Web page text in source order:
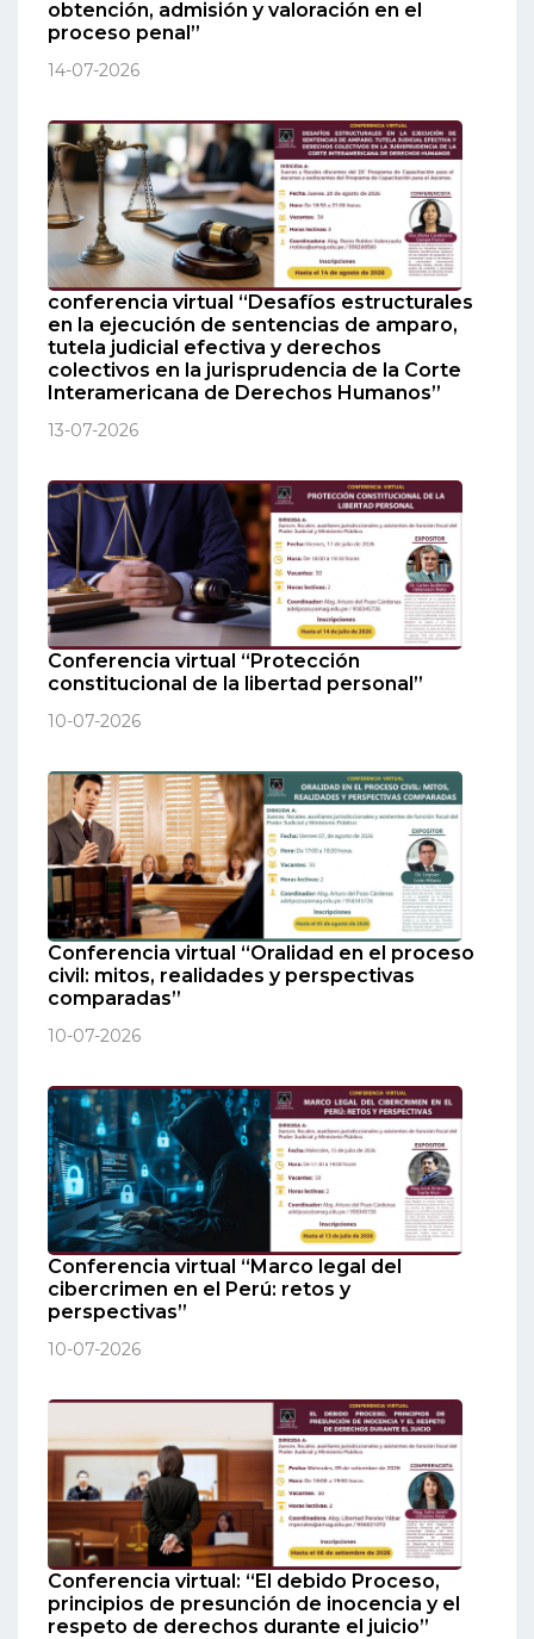
obtención, admisión y valoración en el
proceso penal”
14-07-2026
conferencia virtual “Desafíos estructurales
en la ejecución de sentencias de amparo,
tutela judicial efectiva y derechos
colectivos en la jurisprudencia de la Corte
Interamericana de Derechos Humanos”
13-07-2026
Conferencia virtual “Protección
constitucional de la libertad personal”
10-07-2026
Conferencia virtual “Oralidad en el proceso
civil: mitos, realidades y perspectivas
comparadas”
10-07-2026
Conferencia virtual “Marco legal del
cibercrimen en el Perú: retos y
perspectivas”
10-07-2026
Conferencia virtual: “El debido Proceso,
principios de presunción de inocencia y el
respeto de derechos durante el juicio”